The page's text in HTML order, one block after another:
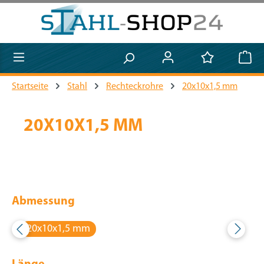
Zum Hauptinhalt springen
Startseite Stahl Rechteckrohre 20x10x1,5 mm
20X10X1,5 MM
Abmessung
20x10x1,5 mm